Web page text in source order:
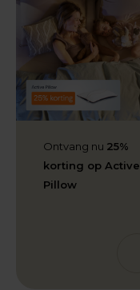
Ontvang nu 25%
korting op Active
Pillow